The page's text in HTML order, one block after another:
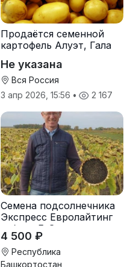
Продаётся семенной
картофель Алуэт, Гала
Не указана
Вся Россия
3 апр 2026, 15:56 • 2 167
Семена подсолнечника
Экспресс Евролайтинг
гибрид F-G+
4 500 ₽
Республика
Башкортостан